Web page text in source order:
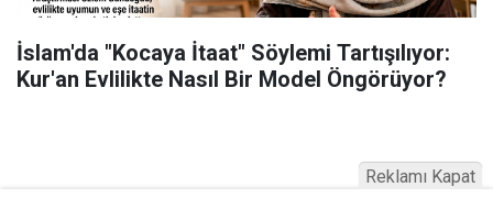
İslam'da "Kocaya İtaat" Söylemi Tartışılıyor:
Kur'an Evlilikte Nasıl Bir Model Öngörüyor?
Reklamı Kapat